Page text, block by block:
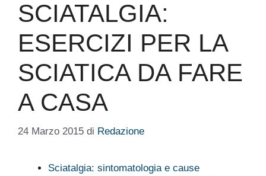
SCIATALGIA:
ESERCIZI PER LA
SCIATICA DA FARE
A CASA
24 Marzo 2015 di Redazione
Sciatalgia: sintomatologia e cause